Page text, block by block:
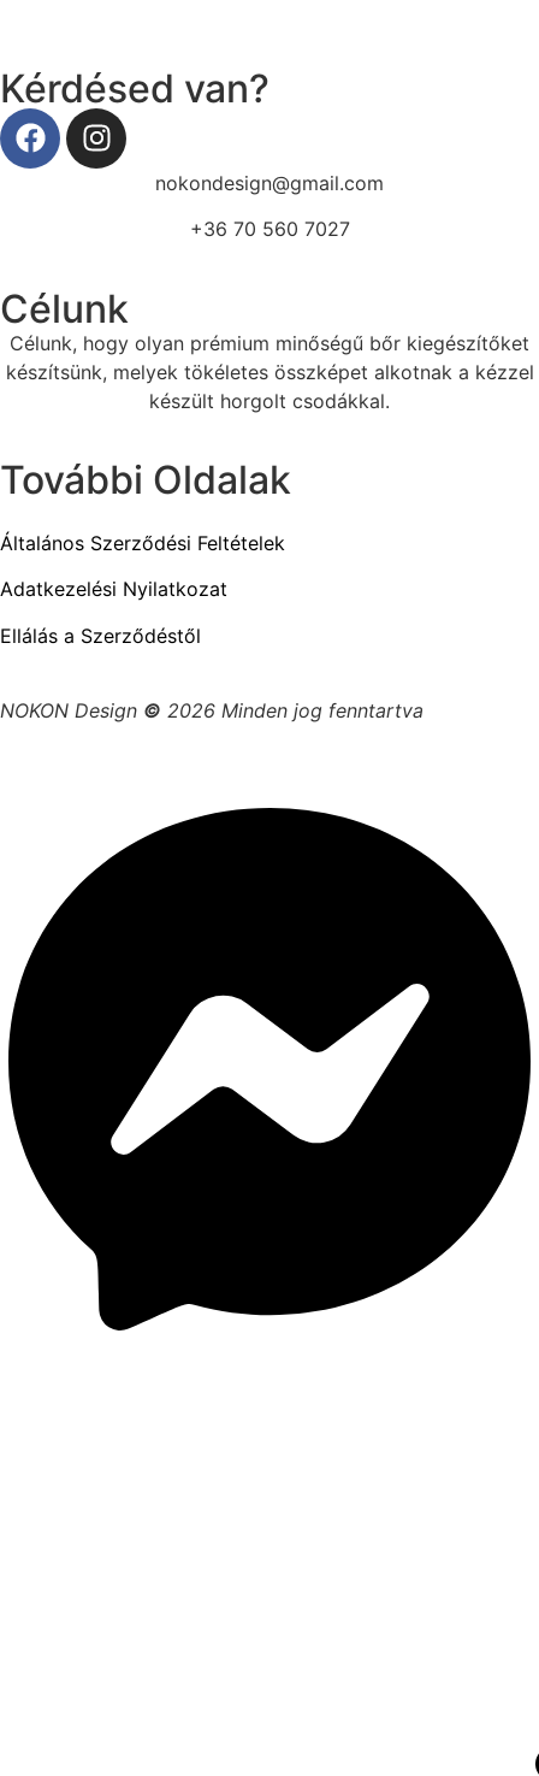
Kérdésed van?
nokondesign@gmail.com
+36 70 560 7027
Célunk
Célunk, hogy olyan prémium minőségű bőr kiegészítőket
készítsünk, melyek tökéletes összképet alkotnak a kézzel
készült horgolt csodákkal.
További Oldalak
Általános Szerződési Feltételek
Adatkezelési Nyilatkozat
Ellálás a Szerződéstől
NOKON Design © 2026 Minden jog fenntartva